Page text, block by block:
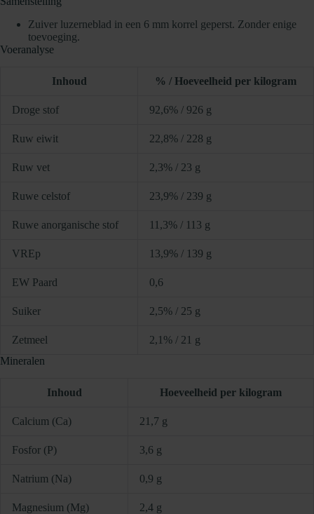
Zuiver luzerneblad in een 6 mm korrel geperst. Zonder enige
toevoeging.
Voeranalyse
Inhoud % / Hoeveelheid per kilogram
Droge stof 92,6% / 926 g
Ruw eiwit 22,8% / 228 g
Ruw vet 2,3% / 23 g
Ruwe celstof 23,9% / 239 g
Ruwe anorganische stof 11,3% / 113 g
VREp 13,9% / 139 g
EW Paard 0,6
Suiker 2,5% / 25 g
Zetmeel
2,1% / 21 g
Mineralen
Inhoud Hoeveelheid per kilogram
Calcium (Ca) 21,7 g
Fosfor (P) 3,6 g
Natrium (Na) 0,9 g
Magnesium (Mg) 2,4 g